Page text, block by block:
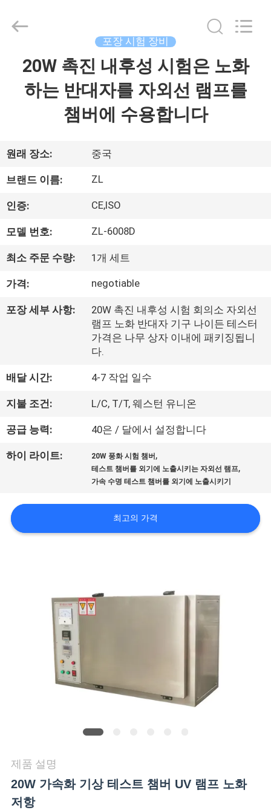
동
영
상
우
리
에
여
공
장
행
요
뉴
Dongguan
Zhongli
포장 시험 장비
20W 촉진 내후성 시험은 노화
하는 반대자를 자외선 램프를
챔버에 수용합니다
원래 장소: 중국
브랜드 이름: ZL
인증: CE,ISO
모델 번호: ZL-6008D
최소 주문 수량: 1개 세트
가격: negotiable
포장 세부 사항:
20W 촉진 내후성 시험 회의소 자외선
램프 노화 반대자 기구 나이든 테스터
가격은 나무 상자 이내에 패키징됩니
다.
배달 시간: 4-7 작업 일수
지불 조건: L/C, T/T, 웨스턴 유니온
공급 능력: 40은 / 달에서 설정합니다
하이 라이트: 20W 풍화 시험 챔버 ,
테스트 챔버를 외기에 노출시키는 자외선 램프,
가속 수명 테스트 챔버를 외기에 노출시키기
최고의 가격
제품 설명
20W 가속화 기상 테스트 챔버 UV 램프 노화
저항